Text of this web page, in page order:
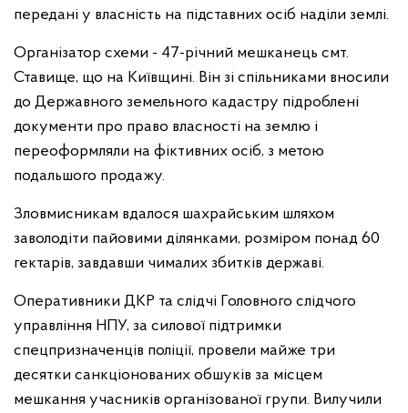
передані у власність на підставних осіб наділи землі.
Організатор схеми - 47-річний мешканець смт.
Ставище, що на Київщині. Він зі спільниками вносили
до Державного земельного кадастру підроблені
документи про право власності на землю і
переоформляли на фіктивних осіб, з метою
подальшого продажу.
Зловмисникам вдалося шахрайським шляхом
заволодіти пайовими ділянками, розміром понад 60
гектарів, завдавши чималих збитків державі.
Оперативники ДКР та слідчі Головного слідчого
управління НПУ, за силової підтримки
спецпризначенців поліції, провели майже три
десятки санкціонованих обшуків за місцем
мешкання учасників організованої групи. Вилучили